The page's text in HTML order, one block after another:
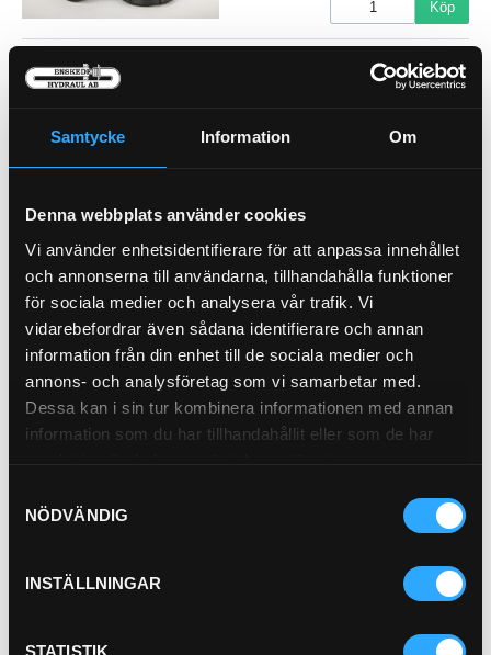
Samtycke Information Om
Denna webbplats använder cookies
Vi använder enhetsidentifierare för att anpassa innehållet
och annonserna till användarna, tillhandahålla funktioner
för sociala medier och analysera vår trafik. Vi
vidarebefordrar även sådana identifierare och annan
information från din enhet till de sociala medier och
annons- och analysföretag som vi samarbetar med.
Dessa kan i sin tur kombinera informationen med annan
information som du har tillhandahållit eller som de har
NÖDVÄNDIG
INSTÄLLNINGAR
STATISTIK
Köp
Hyttfilter 21-46148
Pris exkl. 773.00
Hyttfilter 21-46098
Pris exkl. 486.00
Pris exkl.
706.00